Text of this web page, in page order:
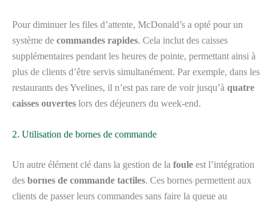
Pour diminuer les files d’attente, McDonald’s a opté pour un
système de commandes rapides. Cela inclut des caisses
supplémentaires pendant les heures de pointe, permettant ainsi à
plus de clients d’être servis simultanément. Par exemple, dans les
restaurants des Yvelines, il n’est pas rare de voir jusqu’à quatre
caisses ouvertes lors des déjeuners du week-end.
2. Utilisation de bornes de commande
Un autre élément clé dans la gestion de la foule est l’intégration
des bornes de commande tactiles. Ces bornes permettent aux
clients de passer leurs commandes sans faire la queue au